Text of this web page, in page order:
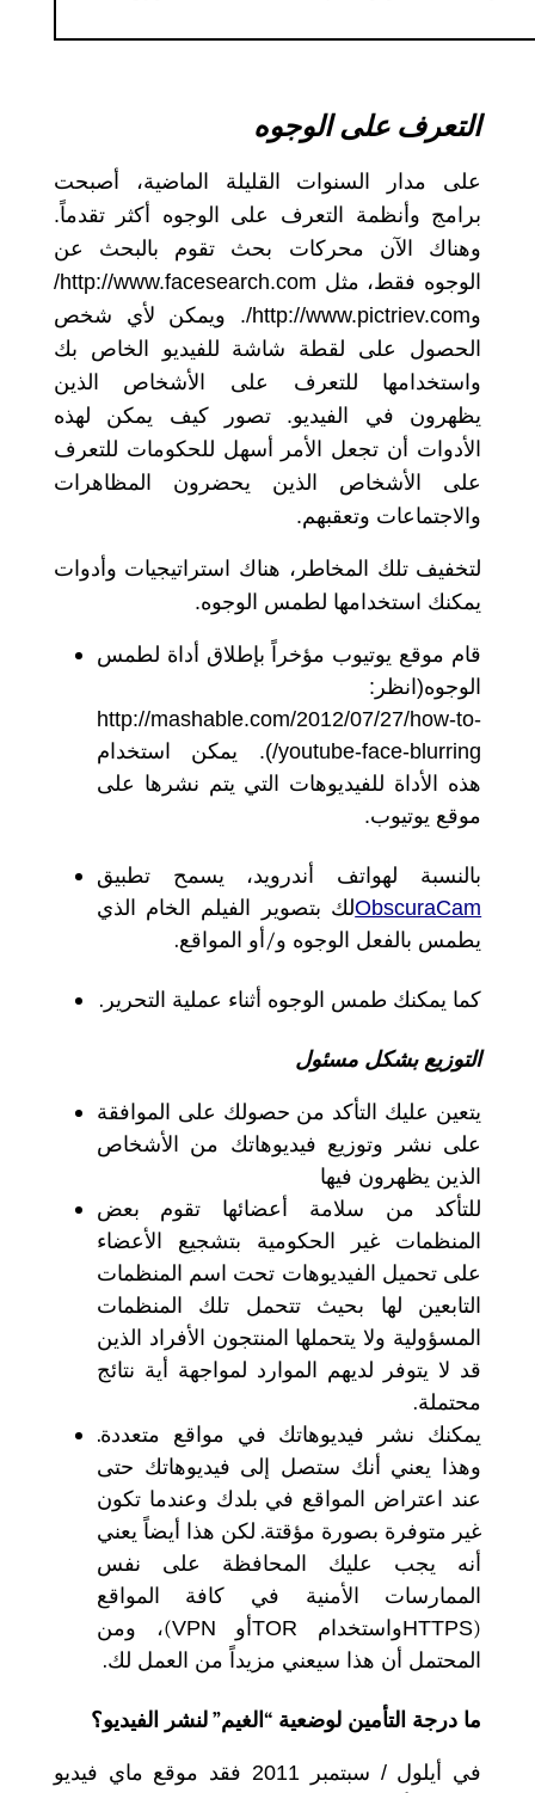
التعرف على الوجوه
على مدار السنوات القليلة الماضية، أصبحت
برامج وأنظمة التعرف على الوجوه أكثر تقدماً.
وهناك الآن محركات بحث تقوم بالبحث عن
الوجوه فقط، مثل http://www.facesearch.com/
وhttp://www.pictriev.com/.
ويمكن لأي شخص
الحصول على لقطة شاشة للفيديو الخاص بك
واستخدامها للتعرف على الأشخاص الذين
يظهرون في الفيديو. تصور كيف يمكن لهذه
الأدوات أن تجعل الأمر أسهل للحكومات للتعرف
على الأشخاص الذين يحضرون المظاهرات
والاجتماعات وتعقبهم.
لتخفيف تلك المخاطر، هناك استراتيجيات وأدوات
يمكنك استخدامها لطمس الوجوه.
قام موقع يوتيوب مؤخراً بإطلاق أداة لطمس
الوجوه(انظر :
http://mashable.com/2012/07/27/how-to-
youtube-face-blurring/).
يمكن استخدام
هذه الأداة للفيديوهات التي يتم نشرها على
موقع يوتيوب.
بالنسبة لهواتف أندرويد، يسمح تطبيق
ObscuraCamلك بتصوير الفيلم الخام الذي
يطمس بالفعل الوجوه و/ أو المواقع.
كما يمكنك طمس الوجوه أثناء عملية التحرير .
التوزيع بشكل مسئول
يتعين عليك التأكد من حصولك على الموافقة
على نشر وتوزيع فيديوهاتك من الأشخاص
الذين يظهرون فيها
للتأكد من سلامة أعضائها تقوم بعض
المنظمات غير الحكومية بتشجيع الأعضاء
على تحميل الفيديوهات تحت اسم المنظمات
التابعين لها بحيث تتحمل تلك المنظمات
المسؤولية ولا يتحملها المنتجون الأفراد الذين
قد لا يتوفر لديهم الموارد لمواجهة أية نتائج
محتملة.
يمكنك نشر فيديوهاتك في مواقع متعددة.
وهذا يعني أنك ستصل إلى فيديوهاتك حتى
عند اعتراض المواقع في بلدك وعندما تكون
غير متوفرة بصورة مؤقتة. لكن هذا أيضاً يعني
أنه يجب عليك المحافظة على نفس
الممارسات الأمنية في كافة المواقع
(
HTTPSواستخدام TORأو VPN
)، ومن
المحتمل أن هذا سيعني مزيداً من العمل لك.
ما درجة التأمين لوضعية “الغيم” لنشر الفيديو؟
في أيلول/ سبتمبر 2011 فقد موقع ماي فيديو